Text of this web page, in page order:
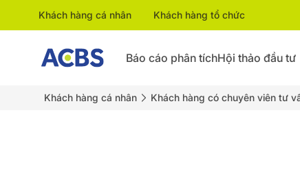
Khách hàng cá nhân Khách hàng tổ chức
Báo cáo phân tíchHội thảo đầu tư
Khách hàng cá nhân Khách hàng có chuyên viên tư